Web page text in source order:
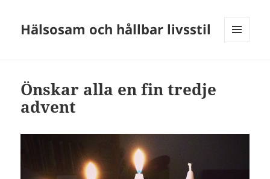
Hälsosam och hållbar livsstil
Önskar alla en fin tredje
advent